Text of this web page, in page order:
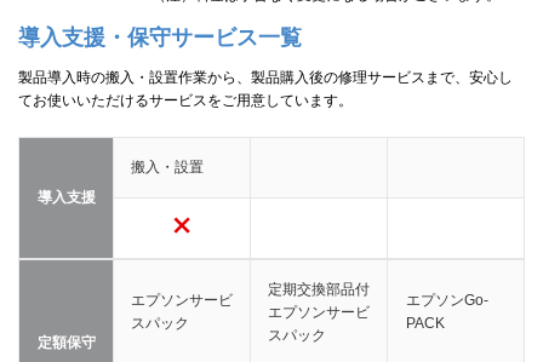
導入支援・保守サービス一覧
製品導入時の搬入・設置作業から、製品購入後の修理サービスまで、安心し
てお使いいただけるサービスをご用意しています。
導入支援
搬入・設置
定額保守
エプソンサービ
スパック
定期交換部品付
エプソンサービ
スパック
エプソンGo-
PACK